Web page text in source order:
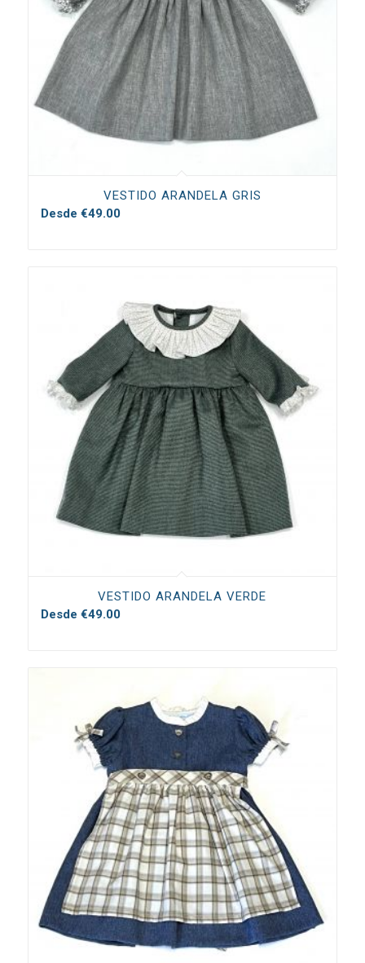
VESTIDO ARANDELA GRIS
Desde €49.00
VESTIDO ARANDELA VERDE
Desde €49.00